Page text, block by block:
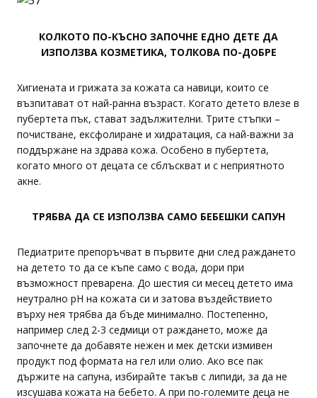
КОЛКОТО ПО-КЪСНО ЗАПОЧНЕ ЕДНО ДЕТЕ ДА
ИЗПОЛЗВА КОЗМЕТИКА, ТОЛКОВА ПО-ДОБРЕ
Хигиената и грижата за кожата са навици, които се
възпитават от най-ранна възраст. Когато детето влезе в
пубертета пък, стават задължителни. Трите стъпки –
почистване, ексфолиране и хидратация, са най-важни за
поддържане на здрава кожа. Особено в пубертета,
когато много от децата се сблъскват и с неприятното
акне.
ТРЯБВА ДА СЕ ИЗПОЛЗВА САМО БЕБЕШКИ САПУН
Педиатрите препоръчват в първите дни след раждането
на детето то да се къпе само с вода, дори при
възможност преварена. До шестия си месец детето има
неутрално pH на кожата си и затова въздействието
върху нея трябва да бъде минимално. Постепенно,
например след 2-3 седмици от раждането, може да
започнете да добавяте нежен и мек детски измивен
продукт под формата на гел или олио. Ако все пак
държите на сапуна, избирайте такъв с липиди, за да не
изсушава кожата на бебето. А при по-големите деца не